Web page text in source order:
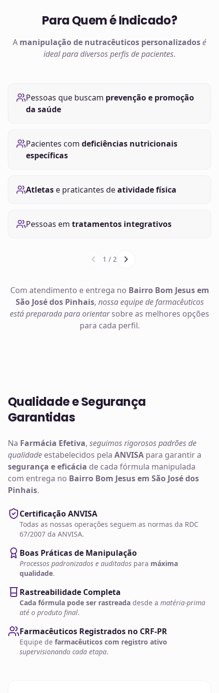
Para Quem é Indicado?
A manipulação de nutracêuticos personalizadosé
ideal para diversos perfis de pacientes.
Pessoas que buscam prevenção e promoção
da saúde
Pacientes com deficiências nutricionais
específicas
Atletase praticantes deatividade física
Pessoas em tratamentos integrativos
1 / 2
Com atendimento e entrega no Bairro Bom Jesus em
São José dos Pinhais, nossa equipe de farmacêuticos
está preparada para orientarsobre as melhores opções
para cada perfil.
Qualidade e Segurança
Garantidas
Na Farmácia Efetiva, seguimos rigorosos padrões de
qualidade estabelecidos pela ANVISA para garantir a
segurança e eficácia de cada fórmula manipulada
com entrega no Bairro Bom Jesus em São José dos
Pinhais.
Certificação ANVISA
Todas as nossas operações seguem as normas da RDC
67/2007 da ANVISA.
Boas Práticas de Manipulação
Processos padronizados e auditados para máxima
qualidade.
Rastreabilidade Completa
Cada fórmula pode ser rastreada desde a matéria-prima
até o produto final.
Farmacêuticos Registrados no CRF-PR
Equipe de farmacêuticos com registro ativo
supervisionando cada etapa.